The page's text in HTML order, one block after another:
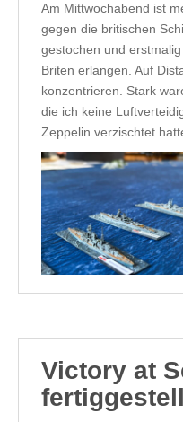
Am Mittwochabend ist
gegen die britischen
gestochen und
Briten erlangen. Auf
konzentrieren. Stark
die ich keine
Zeppelin verzischtet
Victory at